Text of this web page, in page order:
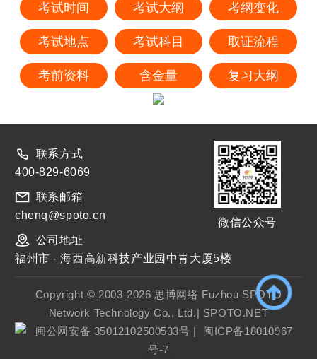
考试时间 考试大纲 考纲变化
考试地点 考试科目 取证流程
考前资料 含金量 复习大纲
联系方式
400-829-6069
联系邮箱
chenq@spoto.cn
公司地址
微信公众号
福州市 - 海西高新科技产业园中青大厦5楼
Copyright © 2003-2026 思博网络 Fuzhou SPOTO
Network Technology Co., Ltd.| SPOTO.NET
闽公网安备 35012102500533号 | 闽ICP备18010967
号-7